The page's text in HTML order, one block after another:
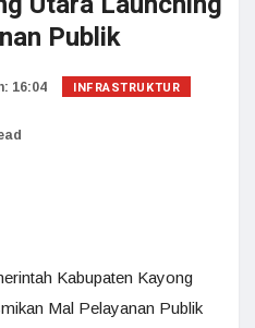
Publik
16:04 INFRASTRUKTUR
Kabupaten Kayong
Mal Pelayanan Publik